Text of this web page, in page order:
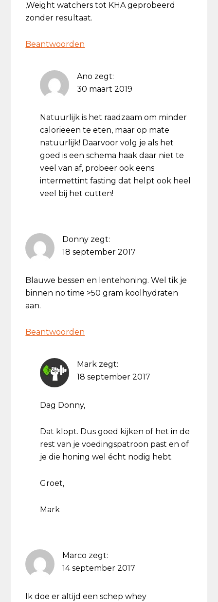
,Weight watchers tot KHA geprobeerd
zonder resultaat.
Beantwoorden
Ano zegt:
30 maart 2019
Natuurlijk is het raadzaam om minder
calorieeen te eten, maar op mate
natuurlijk! Daarvoor volg je als het
goed is een schema haak daar niet te
veel van af, probeer ook eens
intermettint fasting dat helpt ook heel
veel bij het cutten!
Donny zegt:
18 september 2017
Blauwe bessen en lentehoning. Wel tik je
binnen no time >50 gram koolhydraten
aan.
Beantwoorden
Mark zegt:
18 september 2017
Dag Donny,
Dat klopt. Dus goed kijken of het in de
rest van je voedingspatroon past en of
je die honing wel écht nodig hebt.
Groet,
Mark
Marco zegt:
14 september 2017
Ik doe er altijd een schep whey